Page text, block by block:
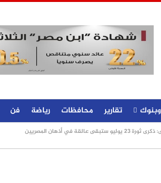
تقارير محافظات رياضة فن
عالقة في أذهان المصريين